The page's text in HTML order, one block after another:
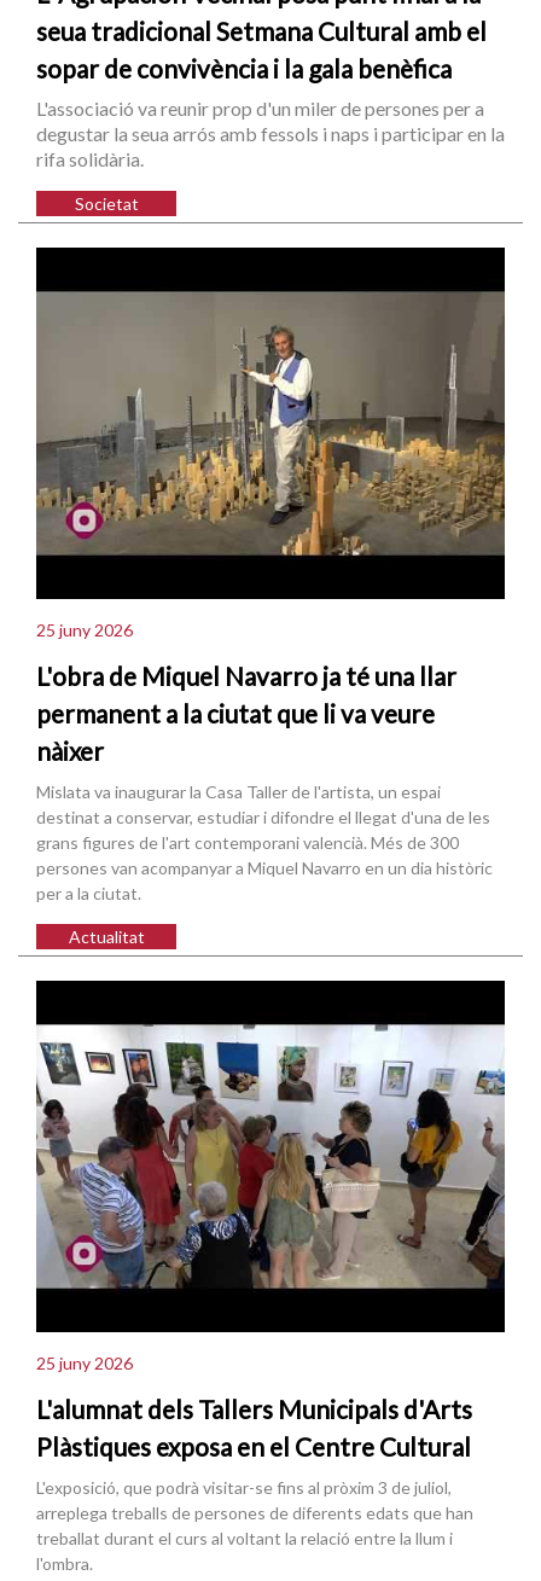
seua tradicional Setmana Cultural amb el
sopar de convivència i la gala benèfica
L'associació va reunir prop d'un miler de persones per a
degustar la seua arrós amb fessols i naps i participar en la
rifa solidària.
Societat
25 juny 2026
L'obra de Miquel Navarro ja té una llar
permanent a la ciutat que li va veure
nàixer
Mislata va inaugurar la Casa Taller de l'artista, un espai
destinat a conservar, estudiar i difondre el llegat d'una de les
grans figures de l'art contemporani valencià. Més de 300
persones van acompanyar a Miquel Navarro en un dia històric
per a la ciutat.
Actualitat
25 juny 2026
L'alumnat dels Tallers Municipals d'Arts
Plàstiques exposa en el Centre Cultural
L'exposició, que podrà visitar-se fins al pròxim 3 de juliol,
arreplega treballs de persones de diferents edats que han
treballat durant el curs al voltant la relació entre la llum i
l'ombra.